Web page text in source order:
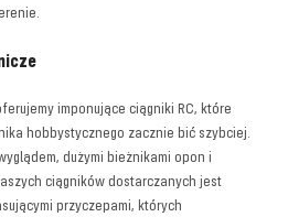
imponujące ciągniki RC, które
hobbystycznego zacznie bić szybciej.
dużymi bieżnikami opon i
ciągników dostarczanych jest
przyczepami, których